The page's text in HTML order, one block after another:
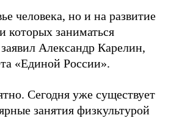
человека, но и на развитие
которых заниматься
Александр Карелин,
«Единой России».
Сегодня уже существует
занятия физкультурой